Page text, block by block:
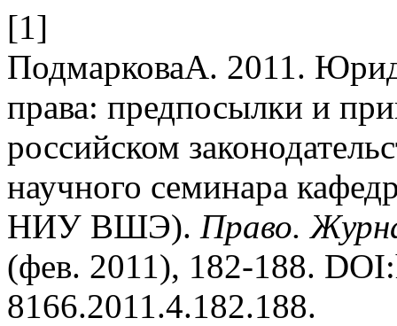
[1]
ПодмарковаА. 2011.
права: предпосылки и
российском
научного семинара
НИУ ВШЭ). Право.
(фев. 2011), 182-188.
8166.2011.4.182.188.